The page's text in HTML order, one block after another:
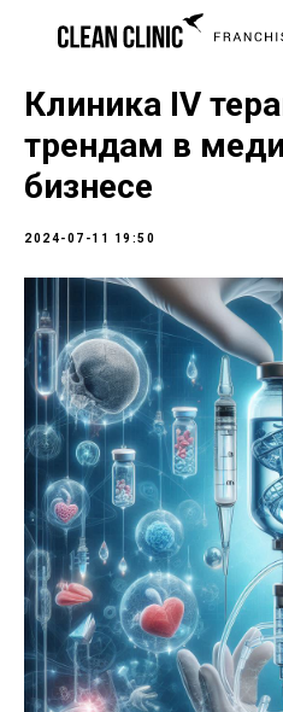
Клиника IV
трендам в
бизнесе
2024-07-11 19:50